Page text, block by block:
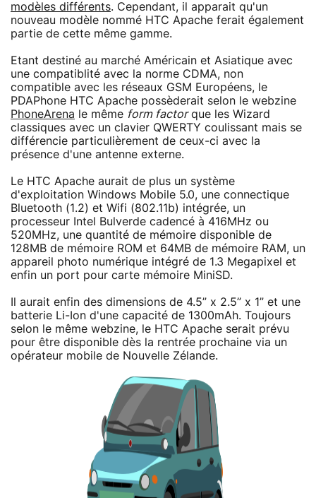
modèles différents. Cependant, il apparait qu'un
nouveau modèle nommé HTC Apache ferait également
partie de cette même gamme.
Etant destiné au marché Américain et Asiatique avec
une compatiblité avec la norme CDMA, non
compatible avec les réseaux GSM Européens, le
PDAPhone HTC Apache possèderait selon le webzine
PhoneArena le même form factorque les Wizard
classiques avec un clavier QWERTY coulissant mais se
différencie particulièrement de ceux-ci avec la
présence d'une antenne externe.
Le HTC Apache aurait de plus un système
d'exploitation Windows Mobile 5.0, une connectique
Bluetooth (1.2) et Wifi (802.11b) intégrée, un
processeur Intel Bulverde cadencé à 416MHz ou
520MHz, une quantité de mémoire disponible de
128MB de mémoire ROM et 64MB de mémoire RAM, un
appareil photo numérique intégré de 1.3 Megapixel et
enfin un port pour carte mémoire MiniSD.
Il aurait enfin des dimensions de 4.5” x 2.5” x 1” et une
batterie Li-Ion d'une capacité de 1300mAh. Toujours
selon le même webzine, le HTC Apache serait prévu
pour être disponible dès la rentrée prochaine via un
opérateur mobile de Nouvelle Zélande.